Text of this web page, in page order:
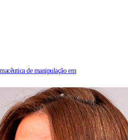
de manipulação em